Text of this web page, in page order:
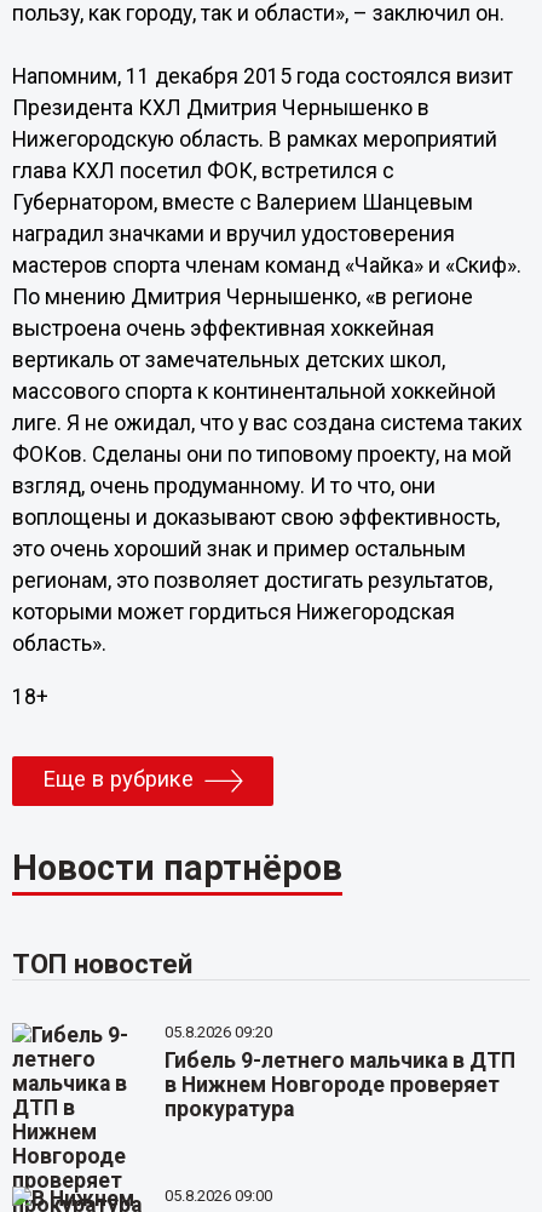
пользу, как городу, так и области», – заключил он.
Напомним, 11 декабря 2015 года состоялся визит
Президента КХЛ Дмитрия Чернышенко в
Нижегородскую область. В рамках мероприятий
глава КХЛ посетил ФОК, встретился с
Губернатором, вместе с Валерием Шанцевым
наградил значками и вручил удостоверения
мастеров спорта членам команд «Чайка» и «Скиф».
По мнению Дмитрия Чернышенко, «в регионе
выстроена очень эффективная хоккейная
вертикаль от замечательных детских школ,
массового спорта к континентальной хоккейной
лиге. Я не ожидал, что у вас создана система таких
ФОКов. Сделаны они по типовому проекту, на мой
взгляд, очень продуманному. И то что, они
воплощены и доказывают свою эффективность,
это очень хороший знак и пример остальным
регионам, это позволяет достигать результатов,
которыми может гордиться Нижегородская
область».
18+
Еще в рубрике
Новости партнёров
ТОП новостей
05.8.2026 09:20
Гибель 9-летнего мальчика в ДТП
в Нижнем Новгороде проверяет
прокуратура
05.8.2026 09:00